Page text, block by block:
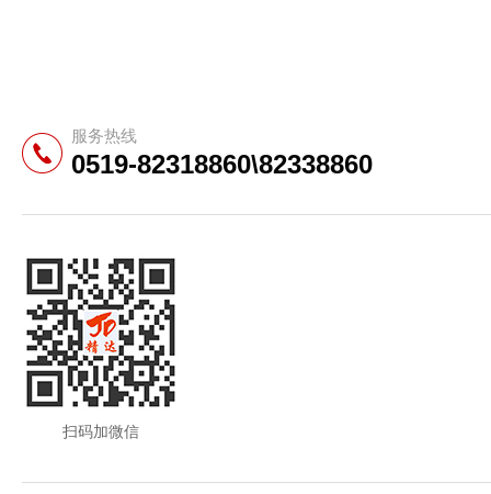
服务热线
0519-82318860\82338860
扫码加微信